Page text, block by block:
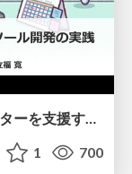
【CEDEC2026】ゲームシナリオライターを支援するAIツール開発の実践 ― 設計とプロンプトの工夫 ―
1 700